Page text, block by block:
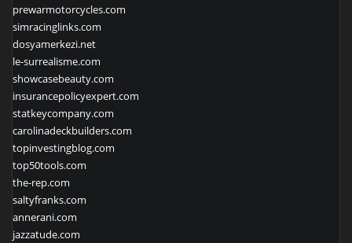
prewarmotorcycles.com
simracinglinks.com
dosyamerkezi.net
le-surrealisme.com
showcasebeauty.com
insurancepolicyexpert.com
statkeycompany.com
carolinadeckbuilders.com
topinvestingblog.com
top50tools.com
the-rep.com
saltyfranks.com
annerani.com
jazzatude.com